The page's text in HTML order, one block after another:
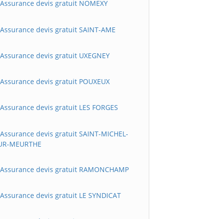
Assurance devis gratuit NOMEXY
Assurance devis gratuit SAINT-AME
Assurance devis gratuit UXEGNEY
Assurance devis gratuit POUXEUX
Assurance devis gratuit LES FORGES
Assurance devis gratuit SAINT-MICHEL-
MEURTHE
Assurance devis gratuit RAMONCHAMP
Assurance devis gratuit LE SYNDICAT